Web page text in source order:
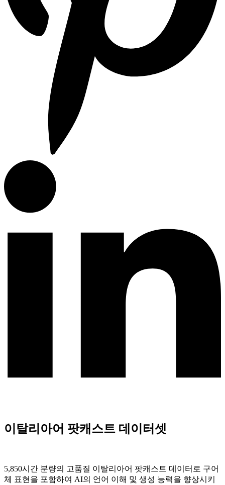
이탈리아어 팟캐스트 데이터셋
5,850시간 분량의 고품질 이탈리아어 팟캐스트 데이터로 구어
체 표현을 포함하여 AI의 언어 이해 및 생성 능력을 향상시키